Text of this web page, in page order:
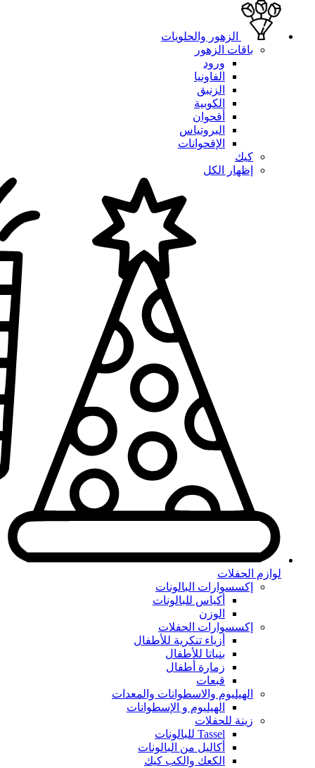
الزهور والحلويات
باقات الزهور
ورود
الفاونيا
الزنبق
الكوبية
أقحوان
البروتياس
الإقحوانات
كيك
إظهار الكل
لوازم الحفلات
إكسسوارات البالونات
أكياس للبالونات
الوزن
إكسسوارات الحفلات
أزياء تنكرية للأطفال
بنياتا للأطفال
زمارة أطفال
قبعات
الهيليوم والاسطوانات والمعدات
الهيليوم و الإسطوانات
زينة للحفلات
Tassel للبالونات
أكاليل من البالونات
الكعك والكب كيك